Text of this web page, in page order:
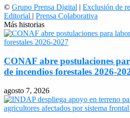
© Grupo Prensa Digital | Exclusión de
Editorial | Prensa Colaborativa
Más historias
CONAF abre postulaciones
de incendios forestales 2026-
agosto 7, 2026